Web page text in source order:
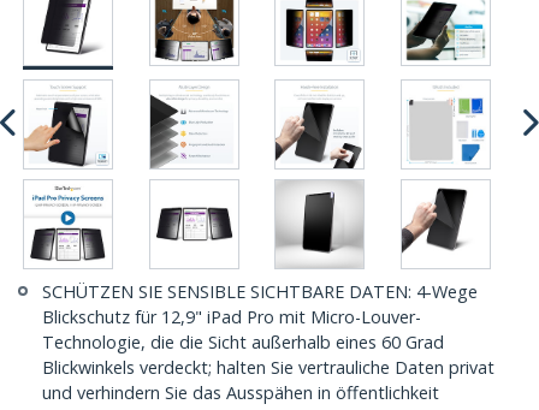
SCHÜTZEN SIE SENSIBLE SICHTBARE DATEN: 4-Wege
Blickschutz für 12,9" iPad Pro mit Micro-Louver-
Technologie, die die Sicht außerhalb eines 60 Grad
Blickwinkels verdeckt; halten Sie vertrauliche Daten privat
und verhindern Sie das Ausspähen in öffentlichkeit